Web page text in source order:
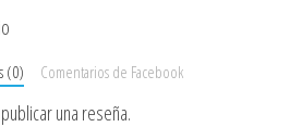
(0) Comentarios de Facebook
una reseña.